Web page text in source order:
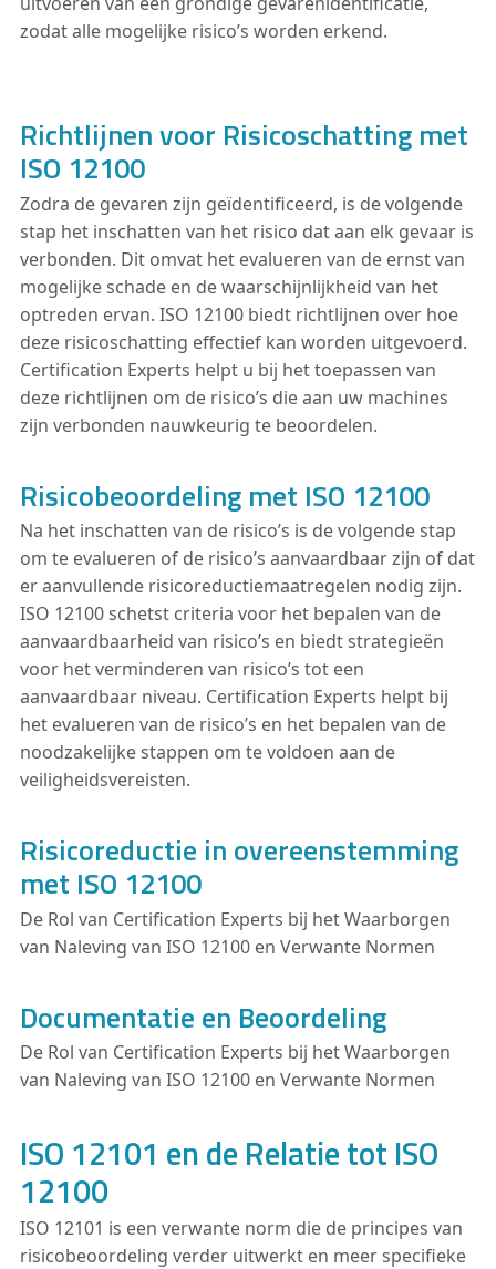
zodat alle mogelijke risico’s worden erkend.
Richtlijnen voor Risicoschatting met
ISO 12100
Zodra de gevaren zijn geïdentificeerd, is de volgende
stap het inschatten van het risico dat aan elk gevaar is
verbonden. Dit omvat het evalueren van de ernst van
mogelijke schade en de waarschijnlijkheid van het
optreden ervan. ISO 12100 biedt richtlijnen over hoe
deze risicoschatting effectief kan worden uitgevoerd.
Certification Experts helpt u bij het toepassen van
deze richtlijnen om de risico’s die aan uw machines
zijn verbonden nauwkeurig te beoordelen.
Risicobeoordeling met ISO 12100
Na het inschatten van de risico’s is de volgende stap
om te evalueren of de risico’s aanvaardbaar zijn of dat
er aanvullende risicoreductiemaatregelen nodig zijn.
ISO 12100 schetst criteria voor het bepalen van de
aanvaardbaarheid van risico’s en biedt strategieën
voor het verminderen van risico’s tot een
aanvaardbaar niveau. Certification Experts helpt bij
het evalueren van de risico’s en het bepalen van de
noodzakelijke stappen om te voldoen aan de
veiligheidsvereisten.
Risicoreductie in overeenstemming
met ISO 12100
De Rol van Certification Experts bij het Waarborgen
van Naleving van ISO 12100 en Verwante Normen
Documentatie en Beoordeling
De Rol van Certification Experts bij het Waarborgen
van Naleving van ISO 12100 en Verwante Normen
ISO 12101 en de Relatie tot ISO
12100
ISO 12101 is een verwante norm die de principes van
risicobeoordeling verder uitwerkt en meer specifieke